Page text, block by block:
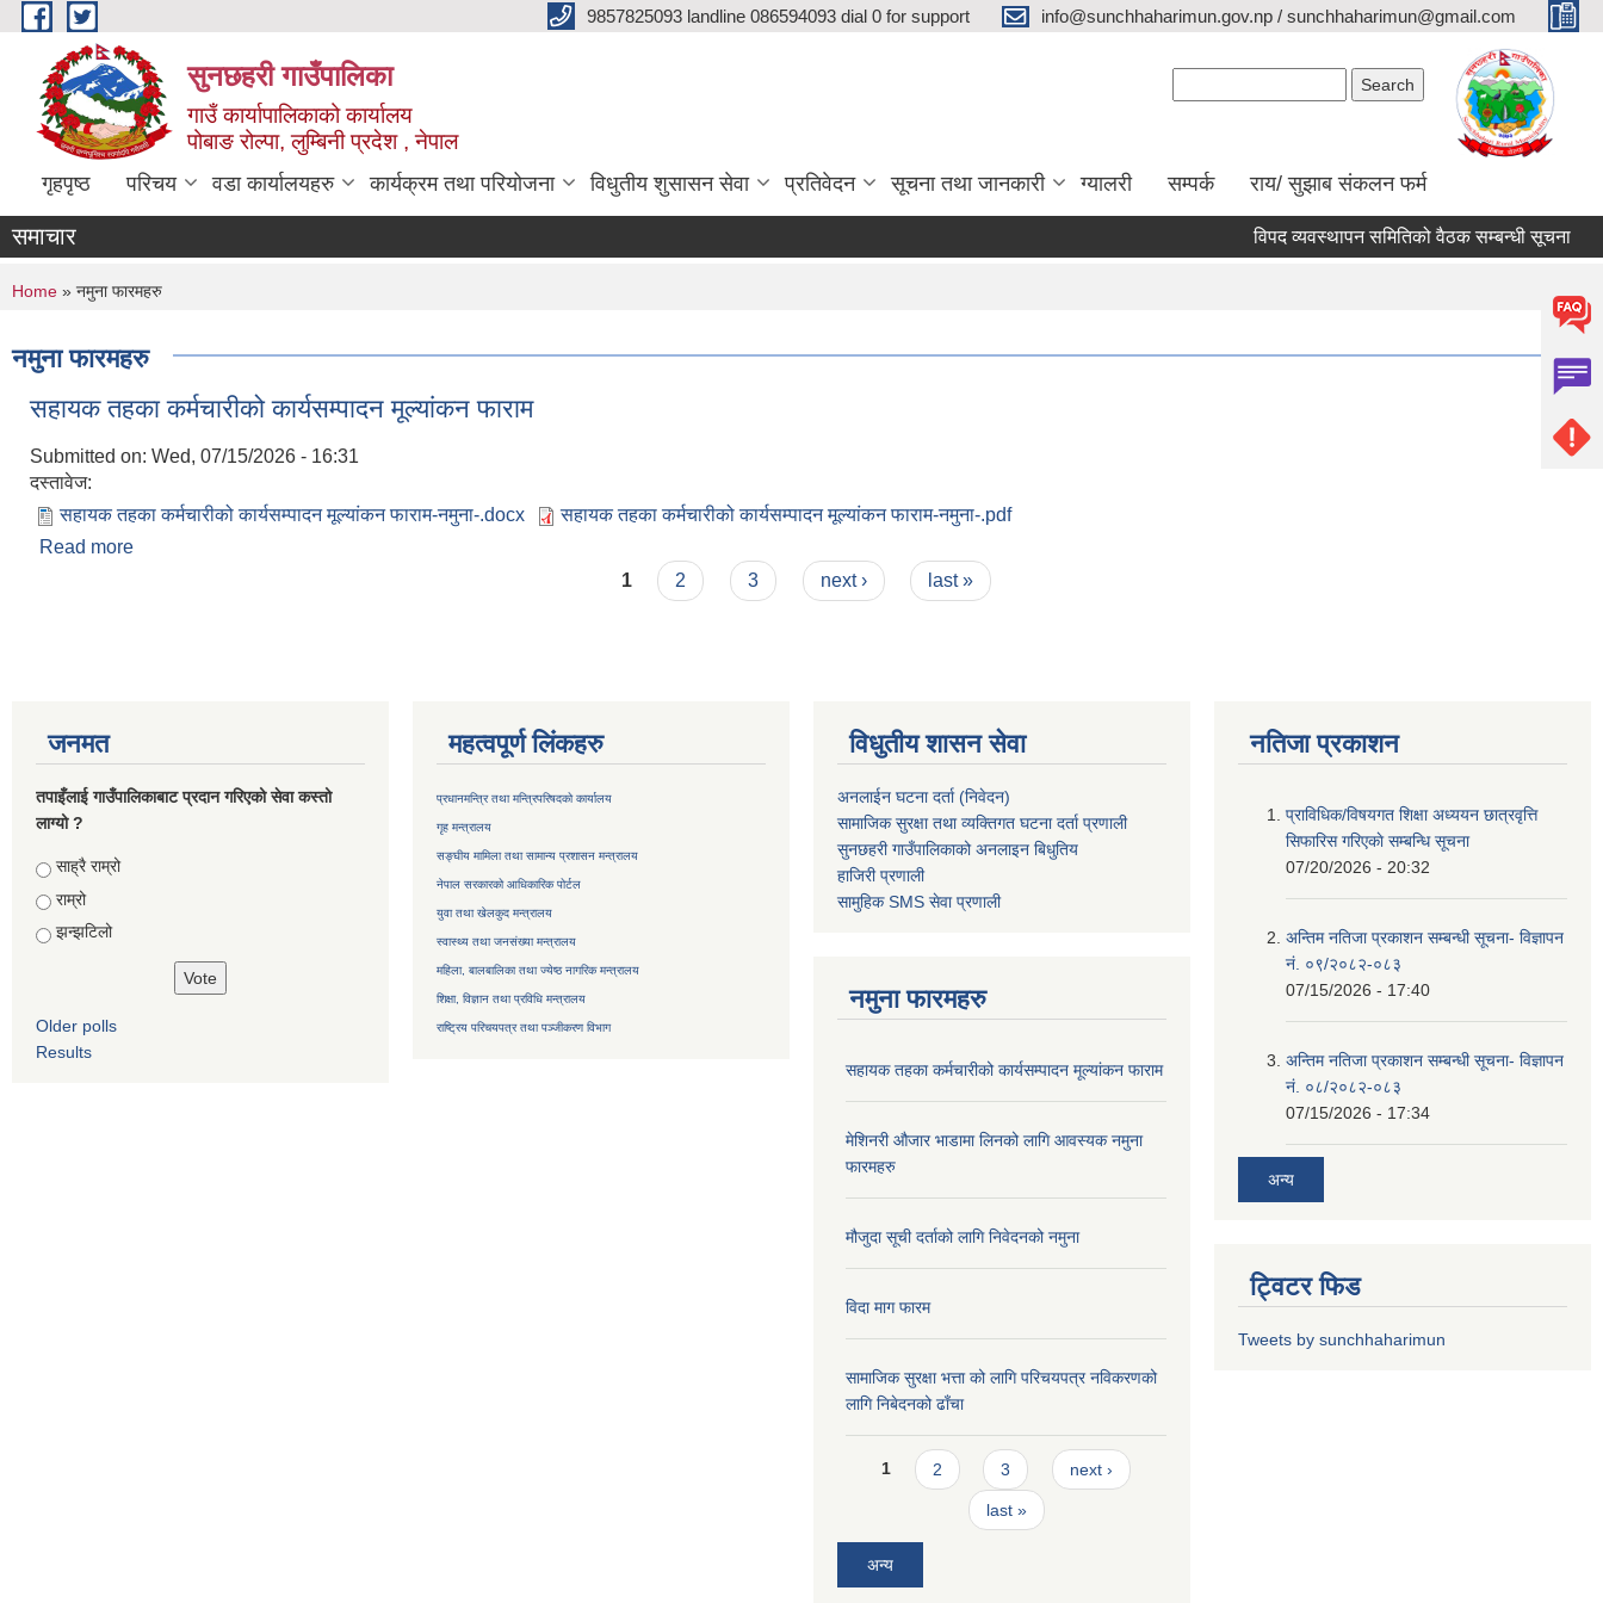
Skip to main content 9857825093 landline 086594093 dial 0 for support info@sunchhaharimun.gov.np / sunchhaharimun@gmail.com
सुनछहरी गाउँपालिका
गाउँ कार्यापालिकाको कार्यालय
पोबाङ रोल्पा, लुम्बिनी प्रदेश , नेपाल
गृहपृष्ठ परिचय वडा कार्यालयहरु कार्यक्रम तथा परियोजना विधुतीय शुसासन सेवा प्रतिवेदन सूचना तथा जानकारी ग्यालरी सम्पर्क राय/ सुझाब संकलन फर्म
समाचार विपद व्यवस्थापन समितिको वैठक सम्बन्धी सूचना
You are here
Home » नमुना फारमहरु
नमुना फारमहरु
सहायक तहका कर्मचारीको कार्यसम्पादन मूल्यांकन फाराम
Submitted on: Wed, 07/15/2026 - 16:31
दस्तावेज:
सहायक तहका कर्मचारीको कार्यसम्पादन मूल्यांकन फाराम-नमुना-.docx
सहायक तहका कर्मचारीको कार्यसम्पादन मूल्यांकन फाराम-नमुना-.pdf
Read more
1 2 3 next › last »
जनमत
तपाइँलाई गाउँपालिकाबाट प्रदान गरिएको सेवा कस्तो
लाग्यो ?
Choices
साह्रै राम्रो
राम्रो
झन्झटिलो
Older polls
Results
महत्वपूर्ण लिंकहरु
प्रधानमन्त्रि तथा मन्त्रिपरिषदको कार्यालय
गृह मन्त्रालय
सङ्घीय मामिला तथा सामान्य प्रशासन मन्त्रालय
नेपाल सरकारको आधिकारिक पोर्टल
युवा तथा खेलकुद मन्त्रालय
स्वास्थ्य तथा जनसंख्या मन्त्रालय
महिला, बालबालिका तथा ज्येष्ठ नागरिक मन्त्रालय
शिक्षा, विज्ञान तथा प्रविधि मन्त्रालय
राष्ट्रिय परिचयपत्र तथापञ्जीकरण विभाग
विधुतीय शासन सेवा
अनलाईन घटना दर्ता (निवेदन)
सामाजिक सुरक्षा तथा व्यक्तिगत घटना दर्ताप्रणाली
सुनछहरी गाउँपालिकाको अनलाइन बिधुतिय
हाजिरी प्रणाली
सामुहिकSMS सेवाप्रणाली
नमुना फारमहरु
सहायक तहका कर्मचारीको कार्यसम्पादन मूल्यांकन फाराम
मेशिनरी औजार भाडामा लिनको लागि आवस्यक नमुना
फारमहरु
मौजुदा सूची दर्ताको लागि निवेदनको नमुना
विदा माग फारम
सामाजिक सुरक्षा भत्ता को लागि परिचयपत्र नविकरणको
लागि निबेदनको ढाँचा
Pages
1 2 3 next ›
last »
अन्य
नतिजा प्रकाशन
प्राविधिक/विषयगत शिक्षा अध्ययन छात्रवृत्ति
सिफारिस गरिएकाे सम्बन्धि सूचना
07/20/2026 - 20:32
अन्तिम नतिजा प्रकाशन सम्बन्धी सूचना- विज्ञापन
नं. ०९/२०८२-०८३
07/15/2026 - 17:40
अन्तिम नतिजा प्रकाशन सम्बन्धी सूचना- विज्ञापन
नं. ०८/२०८२-०८३
07/15/2026 - 17:34
अन्य
ट्विटर फिड
Tweets by sunchhaharimun